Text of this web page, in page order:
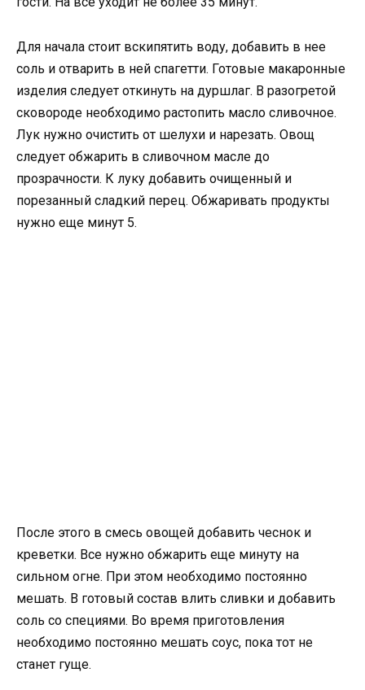
Для начала стоит вскипятить воду, добавить в нее
соль и отварить в ней спагетти. Готовые макаронные
изделия следует откинуть на дуршлаг. В разогретой
сковороде необходимо растопить масло сливочное.
Лук нужно очистить от шелухи и нарезать. Овощ
следует обжарить в сливочном масле до
прозрачности. К луку добавить очищенный и
порезанный сладкий перец. Обжаривать продукты
нужно еще минут 5.
После этого в смесь овощей добавить чеснок и
креветки. Все нужно обжарить еще минуту на
сильном огне. При этом необходимо постоянно
мешать. В готовый состав влить сливки и добавить
соль со специями. Во время приготовления
необходимо постоянно мешать соус, пока тот не
станет гуще.